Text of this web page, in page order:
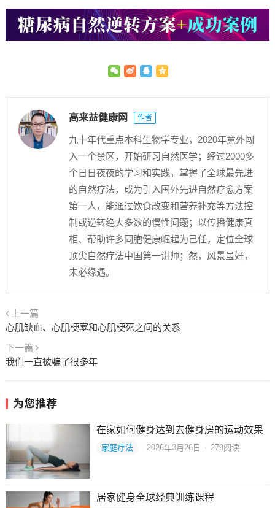
高来益健康网 作者
九十年代重点本科生物学专业，2020年意外闯
入一个禁区，开始研习自然医学；经过2000多
个日日夜夜的学习和实践，掌握了全球最先进
的自然疗法，成为引入国外先进自然疗愈方案
第一人，能通过饮食改变和营养补充等方法控
制或逆转绝大多数的慢性问题；以传播健康真
相、帮助许多同胞健康崛起为己任，定位全球
顶尖自然疗法中国第一讲师；然，风景虽好，
未必缘遇。
上一篇
心肌缺血、心肌梗塞和心肌梗死之间的关系
下一篇
我们一直被骗了很多年
为您推荐
在家如何健身达到去健身房的运动效果
家庭疗法 2026年3月26日 · 279阅读
居家健身全球经典训练课程